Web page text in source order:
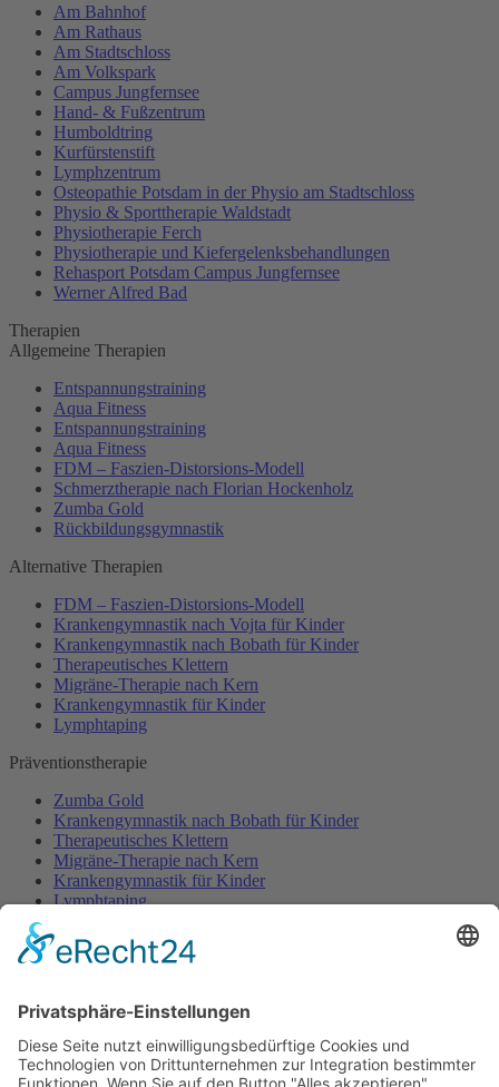
Am Bahnhof
Am Rathaus
Am Stadtschloss
Am Volkspark
Campus Jungfernsee
Hand- & Fußzentrum
Humboldtring
Kurfürstenstift
Lymphzentrum
Osteopathie Potsdam in der Physio am Stadtschloss
Physio & Sporttherapie Waldstadt
Physiotherapie Ferch
Physiotherapie und Kiefergelenksbehandlungen
Rehasport Potsdam Campus Jungfernsee
Werner Alfred Bad
Therapien
Allgemeine Therapien
Entspannungstraining
Aqua Fitness
Entspannungstraining
Aqua Fitness
FDM – Faszien-Distorsions-Modell
Schmerztherapie nach Florian Hockenholz
Zumba Gold
Rückbildungsgymnastik
Alternative Therapien
FDM – Faszien-Distorsions-Modell
Krankengymnastik nach Vojta für Kinder
Krankengymnastik nach Bobath für Kinder
Therapeutisches Klettern
Migräne-Therapie nach Kern
Krankengymnastik für Kinder
Lymphtaping
Präventionstherapie
Zumba Gold
Krankengymnastik nach Bobath für Kinder
Therapeutisches Klettern
Migräne-Therapie nach Kern
Krankengymnastik für Kinder
Lymphtaping
Rücken Therapie
Aqua Fitness
FDM – Faszien-Distorsions-Modell
Zumba Gold
Rückbildungsgymnastik